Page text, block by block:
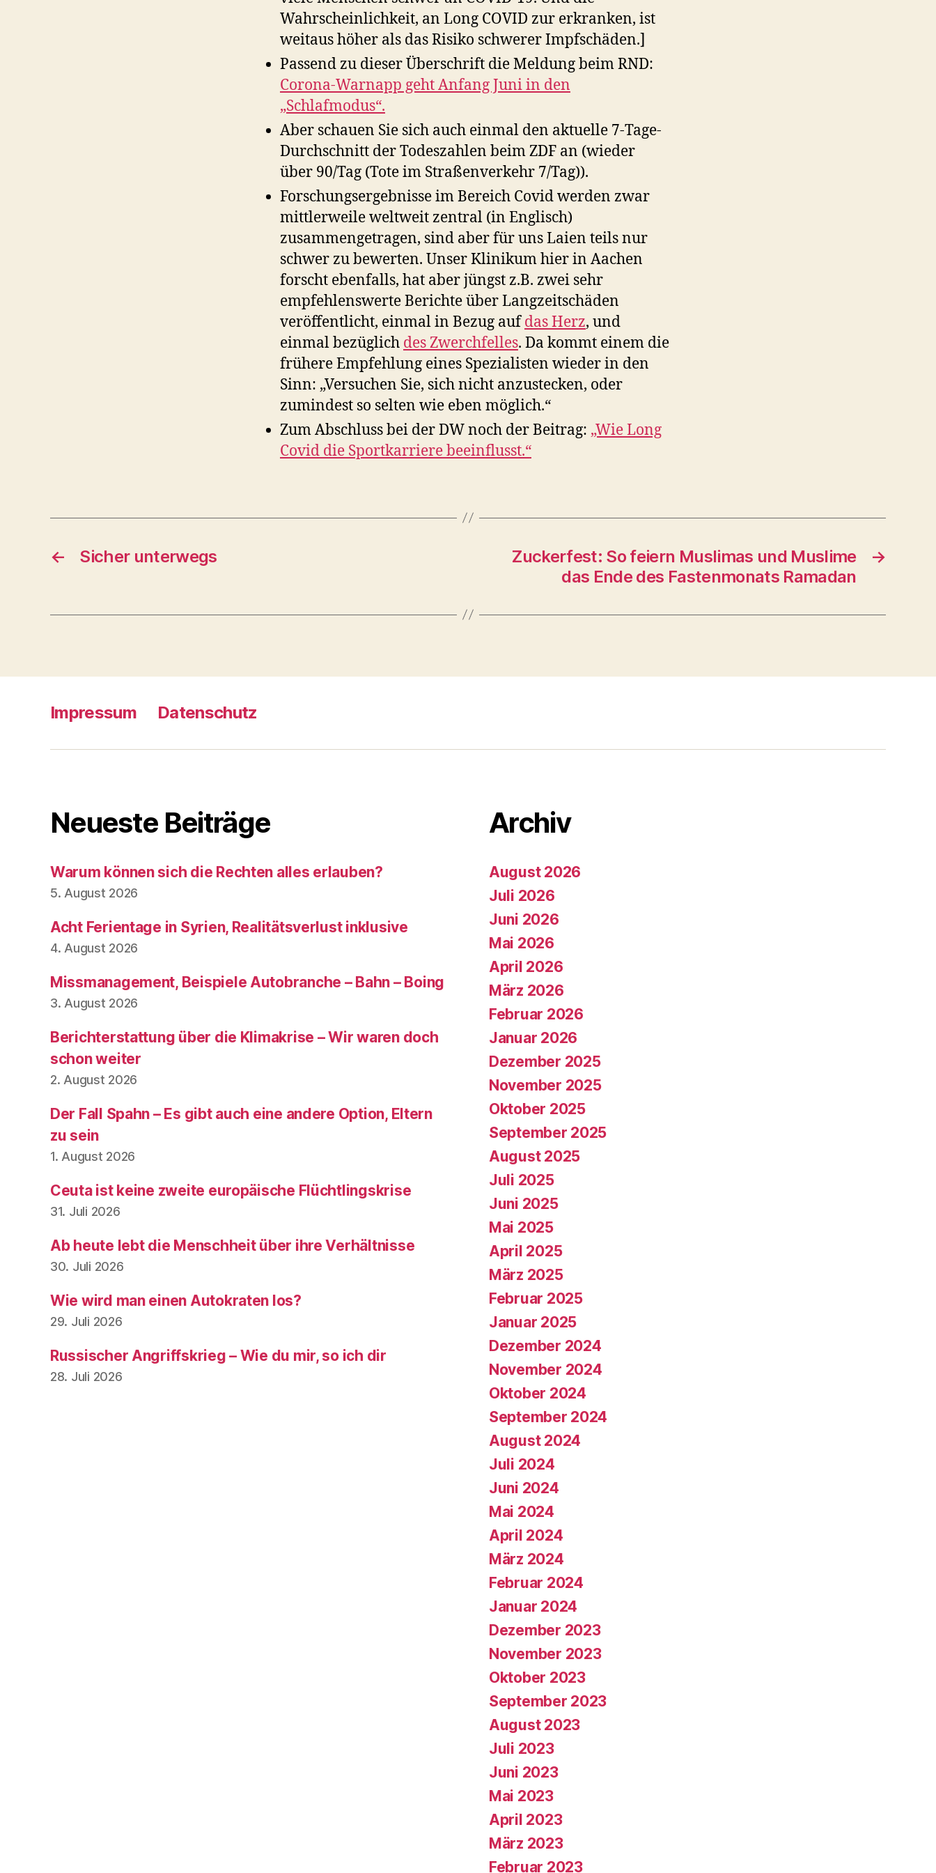
Wahrscheinlichkeit, an Long COVID zur erkranken, ist
weitaus höher als das Risiko schwerer Impfschäden.]
Passend zu dieser Überschrift die Meldung beim RND:
Corona-Warnapp geht Anfang Juni in den
„Schlafmodus“.
Aber schauen Sie sich auch einmal den aktuelle 7-Tage-
Durchschnitt der Todeszahlen beim ZDF an (wieder
über 90/Tag (Tote im Straßenverkehr 7/Tag)).
Forschungsergebnisse im Bereich Covid werden zwar
mittlerweile weltweit zentral (in Englisch)
zusammengetragen, sind aber für uns Laien teils nur
schwer zu bewerten. Unser Klinikum hier in Aachen
forscht ebenfalls, hat aber jüngst z.B. zwei sehr
empfehlenswerte Berichte über Langzeitschäden
veröffentlicht, einmal in Bezug aufdas Herz, und
einmal bezüglich des Zwerchfelles. Da kommt einem die
frühere Empfehlung eines Spezialisten wieder in den
Sinn: „Versuchen Sie, sich nicht anzustecken, oder
zumindest so selten wie eben möglich.“
Zum Abschluss bei der DW noch der Beitrag: „Wie Long
Covid die Sportkarriere beeinflusst.“
← Sicher unterwegs →
Zuckerfest: So feiern Muslimas und Muslime
das Ende des Fastenmonats Ramadan
Impressum Datenschutz
Neueste Beiträge
Warum können sich die Rechten alles erlauben?
5. August 2026
Acht Ferientage in Syrien, Realitätsverlust inklusive
4. August 2026
Missmanagement, Beispiele Autobranche – Bahn – Boing
3. August 2026
Berichterstattung über die Klimakrise – Wir waren doch
schon weiter
2. August 2026
Der Fall Spahn – Es gibt auch eine andere Option, Eltern
zu sein
1. August 2026
Ceuta ist keine zweite europäische Flüchtlingskrise
31. Juli 2026
Ab heute lebt die Menschheit über ihre Verhältnisse
30. Juli 2026
Wie wird man einen Autokraten los?
29. Juli 2026
Russischer Angriffskrieg – Wie du mir, so ich dir
28. Juli 2026
Archiv
August 2026
Juli 2026
Juni 2026
Mai 2026
April 2026
März 2026
Februar 2026
Januar 2026
Dezember 2025
November 2025
Oktober 2025
September 2025
August 2025
Juli 2025
Juni 2025
Mai 2025
April 2025
März 2025
Februar 2025
Januar 2025
Dezember 2024
November 2024
Oktober 2024
September 2024
August 2024
Juli 2024
Juni 2024
Mai 2024
April 2024
März 2024
Februar 2024
Januar 2024
Dezember 2023
November 2023
Oktober 2023
September 2023
August 2023
Juli 2023
Juni 2023
Mai 2023
April 2023
März 2023
Februar 2023